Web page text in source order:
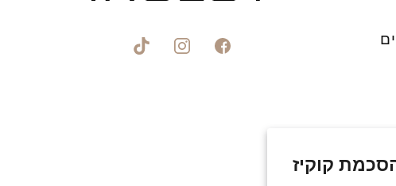
קוקיז
טיקטוקאינסטגרםפייסבוק